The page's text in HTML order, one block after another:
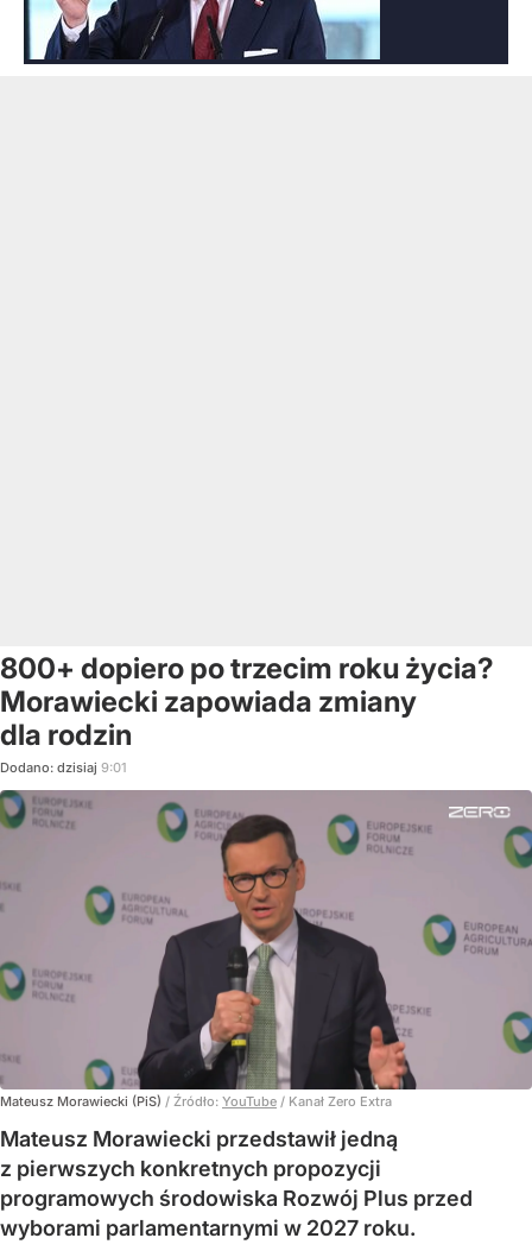
800+ dopiero po trzecim roku życia?
Morawiecki zapowiada zmiany
dla rodzin
Dodano: dzisiaj 9:01
Mateusz Morawiecki (PiS) / Źródło: YouTube / Kanał Zero Extra
Mateusz Morawiecki przedstawił jedną
z pierwszych konkretnych propozycji
programowych środowiska Rozwój Plus przed
wyborami parlamentarnymi w 2027 roku.